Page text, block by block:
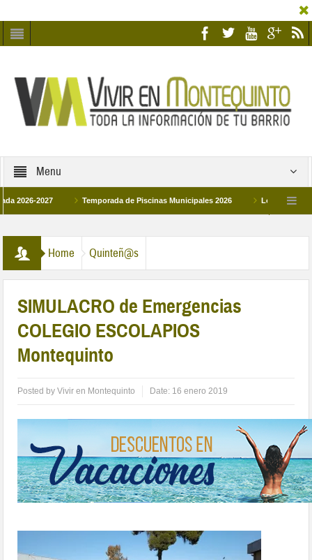
Menu
2027 Temporada de Piscinas Municipales 2026 Los Campus de
Home Quinteñ@s
SIMULACRO de Emergencias
COLEGIO ESCOLAPIOS
Montequinto
Posted byVivir en Montequinto Date: 16 enero 2019